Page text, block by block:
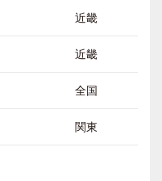
近畿
近畿
全国
関東